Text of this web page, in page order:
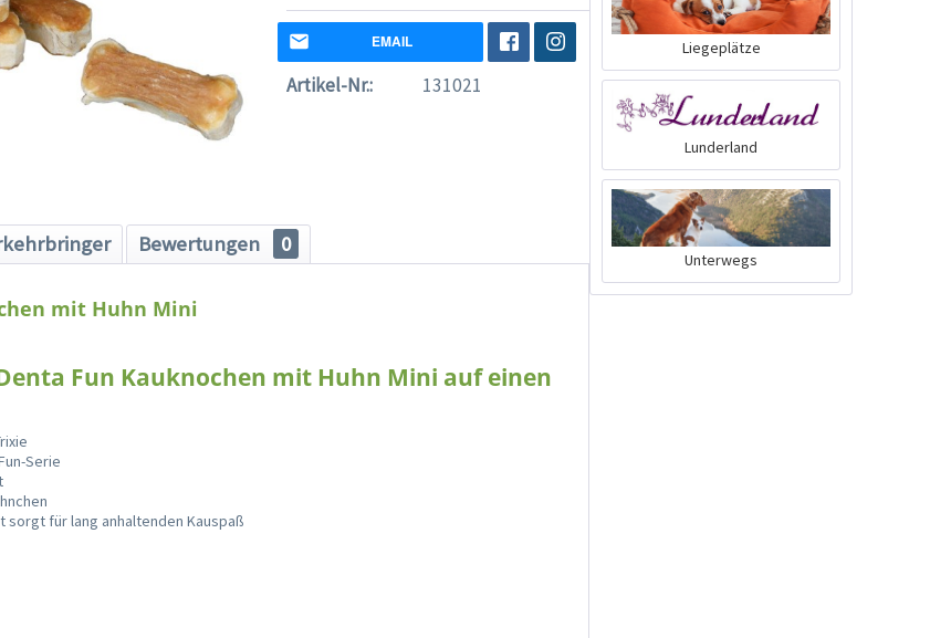
EMAIL
Artikel-Nr.: 131021
Bewertungen 0
mit Huhn Mini
Fun Kauknochen mit Huhn Mini auf einen
Serie
sorgt für lang anhaltenden Kauspaß
Liegeplätze
Lunderland
Unterwegs